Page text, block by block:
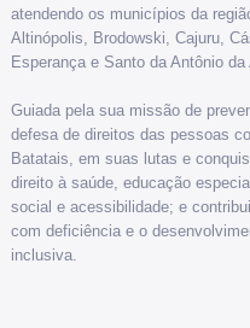
atendendo os municípios da
Altinópolis, Brodowski, Cajuru,
Esperança e Santo da Antônio da
Guiada pela sua missão de
defesa de direitos das pessoas
Batatais, em suas lutas e
direito à saúde, educação
social e acessibilidade; e
com deficiência e o
inclusiva.